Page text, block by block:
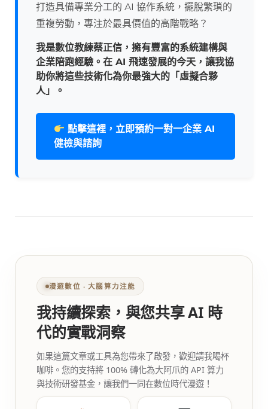
打造具備專業分工的 AI 協作系統，擺脫繁瑣的
重複勞動，專注於最具價值的高階戰略？
我是數位教練蔡正信，擁有豐富的系統建構與
企業陪跑經驗。在 AI 飛速發展的今天，讓我協
助你將這些技術化為你最強大的「虛擬合夥
人」。
點擊這裡，立即預約一對一企業 AI
健檢與諮詢
漫遊數位 ‧ 大腦算力注能
我持續探索，與您共享 AI 時
代的實戰洞察
如果這篇文章或工具為您帶來了啟發，歡迎請我喝杯
咖啡。您的支持將 100% 轉化為大阿爪的 API 算力
與技術研發基金，讓我們一同在數位時代漫遊！